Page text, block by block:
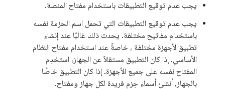
يجب عدم توقيع التطبيقات باستخدام مفتاح المنصة.
يجب عدم توقيع التطبيقات التي تحمل اسم الحزمة نفسه
باستخدام مفاتيح مختلفة. يحدث ذلك غالبًا عند إنشاء
تطبيق لأجهزة مختلفة ، خاصةً عند استخدام مفتاح النظام
الأساسي. إذا كان التطبيق مستقلاً عن الجهاز، استخدِم
المفتاح نفسه على جميع الأجهزة. إذا كان التطبيق خاصًا
بالجهاز، أنشئ أسماء حِزم فريدة لكل جهاز ومفتاح.